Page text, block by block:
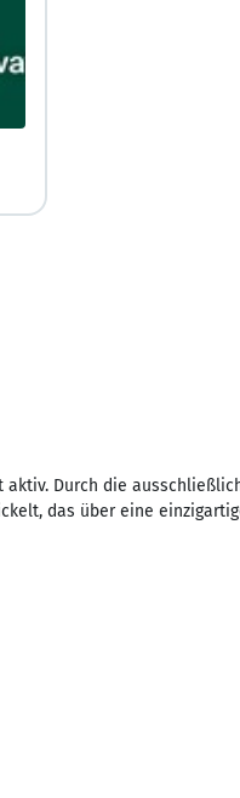
Durch die
das über eine